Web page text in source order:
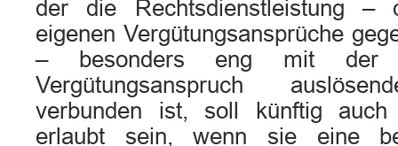
der die Rechtsdienstleistung –
eigenen Vergütungsansprüche
– besonders eng mit der
Vergütungsanspruch
verbunden ist, soll künftig auch
erlaubt sein, wenn sie eine